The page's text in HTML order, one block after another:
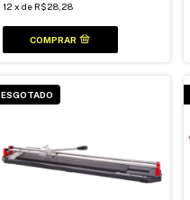
12 x de R$28,28
ESGOTADO